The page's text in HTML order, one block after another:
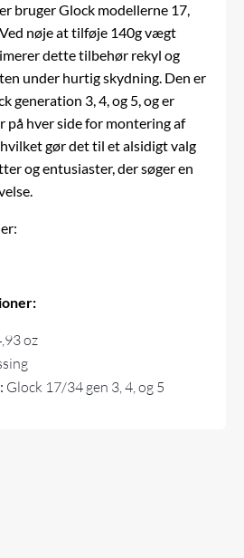
bruger Glock modellerne 17,
Ved nøje at tilføje 140g vægt
dette tilbehør rekyl og
under hurtig skydning. Den er
generation 3, 4, og 5, og er
på hver side for montering af
gør det til et alsidigt valg
og entusiaster, der søger en
oz
Glock 17/34 gen 3, 4, og 5